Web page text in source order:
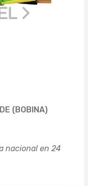
(BOBINA)
nacional en 24